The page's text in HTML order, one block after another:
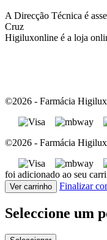
A Direcção Técnica é
Cruz
Higiluxonline é a loja
©2026 - Farmácia Higilux
©2026 - Farmácia Higilux
foi adicionado ao seu
Ver carrinho Finalizar
Seleccione um